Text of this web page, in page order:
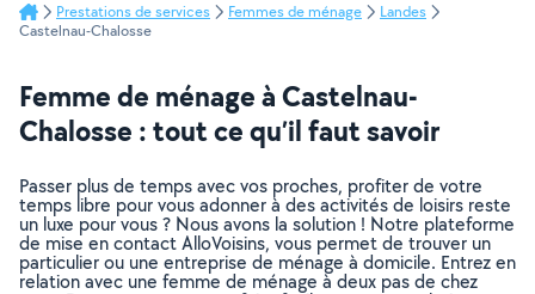
Prestations de services Femmes de ménage
Landes
Castelnau-Chalosse
Femme de ménage à Castelnau-
Chalosse : tout ce qu’il faut savoir
Passer plus de temps avec vos proches, profiter de votre
temps libre pour vous adonner à des activités de loisirs reste
un luxe pour vous ? Nous avons la solution ! Notre plateforme
de mise en contact AlloVoisins, vous permet de trouver un
particulier ou une entreprise de ménage à domicile. Entrez en
relation avec une femme de ménage à deux pas de chez